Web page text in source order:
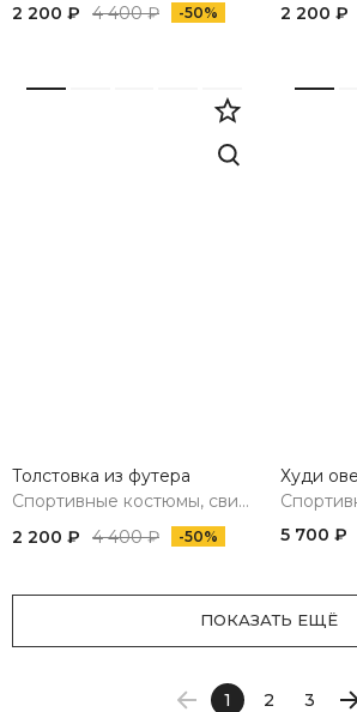
2 200 ₽
4 400 ₽ -50%
2 200 ₽
Толстовка из футера
Спортивные костюмы, свитшоты, худи, брюки
2 200 ₽
4 400 ₽ -50%
Худи
5 700 ₽
ПОКАЗАТЬ ЕЩЁ
1 2 3